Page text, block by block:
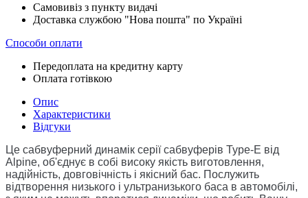
Самовивіз з пункту видачі
Доставка службою "Нова пошта" по Україні
Способи оплати
Передоплата на кредитну карту
Оплата готівкою
Опис
Характеристики
Відгуки
Це сабвуферний динамік серії сабвуферів Type-E від
Alpine, об'єднує в собі високу якість виготовлення,
надійність, довговічність і якісний бас. Послужить
відтворення низького і ультранизького баса в автомобілі,